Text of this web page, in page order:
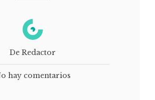
De Redactor
hay comentarios